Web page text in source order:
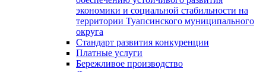
экономики и социальной стабильности на
территории Туапсинского муниципального
округа
Стандарт развития конкуренции
Платные услуги
Бережливое производство